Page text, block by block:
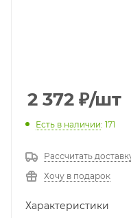
2 372 ₽/шт
Есть в наличии: 171
Рассчитать
Хочу в подарок
Характеристики